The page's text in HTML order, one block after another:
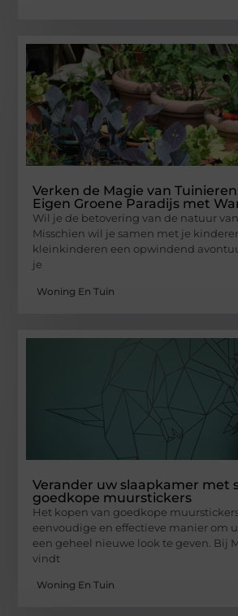
Verken de Magie van
Eigen Groene Paradijs met
Wil je de betovering van de natuur
Misschien wil je samen met je
kleinkinderen een opwindend
je
Woning En Tuin
Verander uw slaapkamer met
goedkope muurstickers
Het kopen van goedkope
eenvoudige en effectieve manier om
een geheel nieuwe look te geven. Bij
vindt
Woning En Tuin